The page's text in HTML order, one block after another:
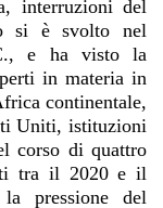
interruzioni del
si è svolto nel
e ha visto la
in materia in
continentale,
Uniti, istituzioni
corso di quattro
tra il 2020 e il
pressione del